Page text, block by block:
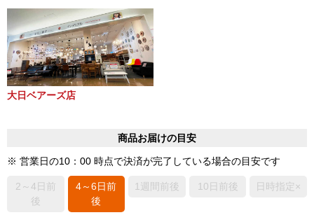
大日ベアーズ店
商品お届けの目安
※ 営業日の10：00 時点で決済が完了している場合の目安です
2～4日前
後
4～6日前
後
1週間前後 10日前後 日時指定×